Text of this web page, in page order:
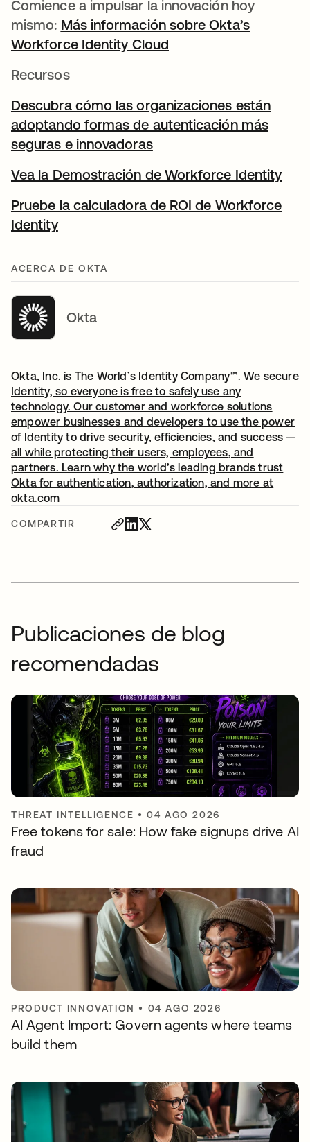
COMPARTIR
Comience a impulsar la innovación hoy
mismo: Más información sobre Okta’s
Workforce Identity Cloud
Recursos
Descubra cómo las organizaciones están
adoptando formas de autenticación más
seguras e innovadorasse abre en una pestaña
Vea la Demostración de Workforce Identityse
Pruebe la calculadora de ROI de Workforce
Identityse abre en una pestaña nueva
ACERCA DE OKTA
Okta
Okta, Inc. is The World’s Identity Company™. We secure
Identity, so everyone is free to safely use any
technology. Our customer and workforce solutions
empower businesses and developers to use the power
of Identity to drive security, efficiencies, and success —
all while protecting their users, employees, and
partners. Learn why the world’s leading brands trust
Okta for authentication, authorization, and more at
okta.com
Publicaciones de blog
recomendadas
THREAT INTELLIGENCE •04 AGO 2026
Free tokens for sale: How fake signups drive AI
fraud
PRODUCT INNOVATION • 04 AGO 2026
AI Agent Import: Govern agents where teams
build them